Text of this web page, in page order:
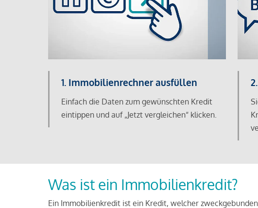
1. Immobilienrechner ausfüllen
Einfach die Daten zum gewünschten Kredit
eintippen und auf „Jetzt vergleichen“ klicken.
Was ist ein Immobilienkredit?
Ein Immobilienkredit ist ein Kredit, welcher